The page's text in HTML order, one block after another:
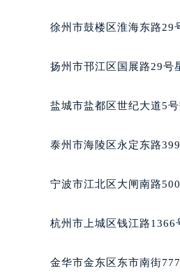
大连市中
东莞市东
南通市崇
武汉市江
合肥市蜀
青岛市南
长春市朝
徐州市鼓楼区淮海东路29
扬州市邗江区国展路29号
盐城市盐都区世纪大道5
泰州市海陵区永定东路
宁波市江北区大闸南路
杭州市上城区钱江路1366
金华市金东区东市南街